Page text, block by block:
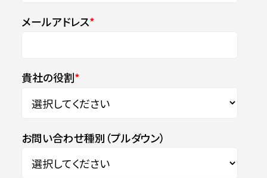
メールアドレス*
貴社の役割*
お問い合わせ種別（プルダウン）